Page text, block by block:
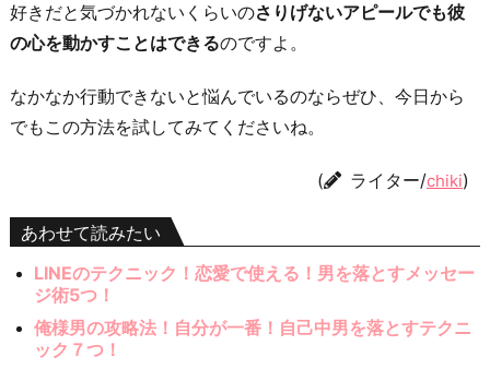
好きだと気づかれないくらいのさりげないアピールでも彼
の心を動かすことはできるのですよ。
なかなか行動できないと悩んでいるのならぜひ、今日から
でもこの方法を試してみてくださいね。
( ライター/chiki)
あわせて読みたい
LINEのテクニック！恋愛で使える！男を落とすメッセー
ジ術5つ！
俺様男の攻略法！自分が一番！自己中男を落とすテクニ
ック７つ！